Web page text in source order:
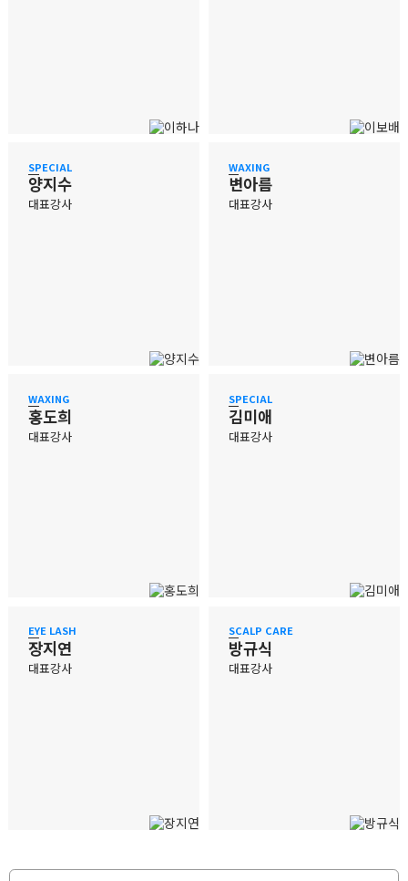
SPECIAL
양지수
대표강사
WAXING
변아름
대표강사
WAXING
홍도희
대표강사
SPECIAL
김미애
대표강사
EYE LASH
장지연
대표강사
SCALP CARE
방규식
대표강사